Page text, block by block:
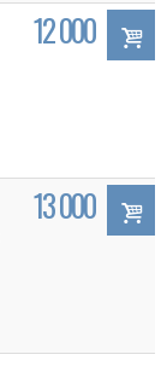
12 000
13 000